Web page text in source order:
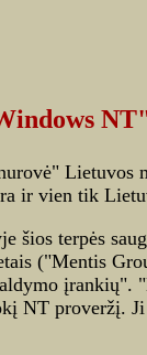
ir vien tik
terpės
("Mentis
NT proveržį.